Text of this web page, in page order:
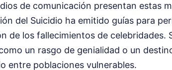
de comunicación presentan estas
del Suicidio ha emitido guías para
de los fallecimientos de celebridades.
un rasgo de genialidad o un
entre poblaciones vulnerables.